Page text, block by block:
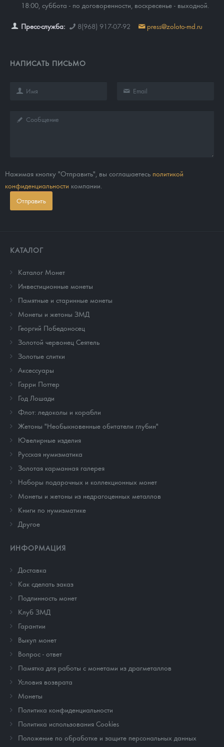
18:00, суббота - по договоренности, воскресенье - выходной.
Пресс-служба: 8(968) 917-07-92 press@zoloto-md.ru
НАПИСАТЬ ПИСЬМО
Нажимая кнопку "Отправить", вы соглашаетесь политикой
конфиденциальности компании.
Отправить
КАТАЛОГ
Каталог Монет
Инвестиционные монеты
Памятные и старинные монеты
Монеты и жетоны ЗМД
Георгий Победоносец
Золотой червонец Сеятель
Золотые слитки
Аксессуары
Гарри Поттер
Год Лошади
Флот: ледоколы и корабли
Жетоны "Необыкновенные обитатели глубин"
Ювелирные изделия
Русская нумизматика
Золотая карманная галерея
Наборы подарочных и коллекционных монет
Монеты и жетоны из недрагоценных металлов
Книги по нумизматике
Другое
ИНФОРМАЦИЯ
Доставка
Как сделать заказ
Подлинность монет
Клуб ЗМД
Гарантии
Выкуп монет
Вопрос - ответ
Памятка для работы с монетами из драгметаллов
Условия возврата
Монеты
Политика конфиденциальности
Политика использования Cookies
Положение по обработке и защите персональных данных